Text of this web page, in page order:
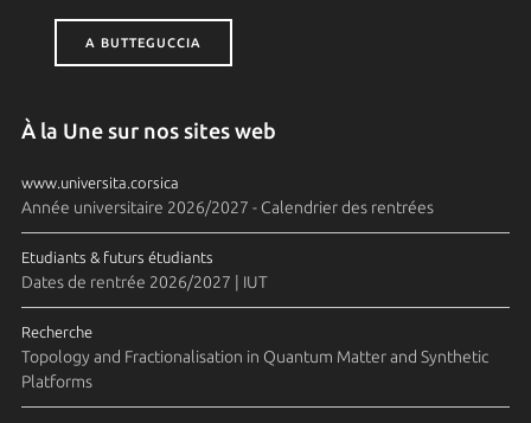
A BUTTEGUCCIA
À la Une sur nos sites web
www.universita.corsica
Année universitaire 2026/2027 - Calendrier des rentrées
Etudiants & futurs étudiants
Dates de rentrée 2026/2027 | IUT
Recherche
Topology and Fractionalisation in Quantum Matter and Synthetic
Platforms